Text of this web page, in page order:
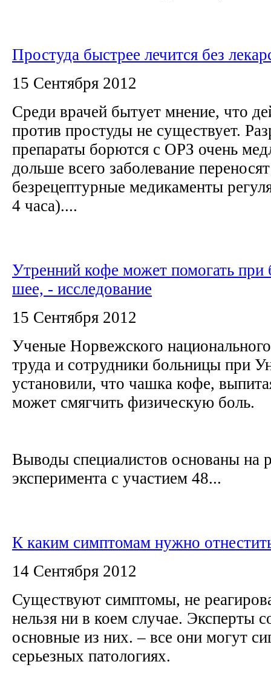
Простуда быстрее лечится без
15 Сентября 2012
Среди врачей бытует мнение, что
против простуды не существует.
препараты борются с ОРЗ очень
дольше всего заболевание
безрецептурные медикаменты
4 часа)....
Утренний кофе может помогать при
шее, - исследование
15 Сентября 2012
Ученые Норвежского
труда и сотрудники больницы при
установили, что чашка кофе,
может смягчить физическую боль.
Выводы специалистов основаны на
эксперимента с участием 48...
К каким симптомам нужно
14 Сентября 2012
Существуют симптомы, не
нельзя ни в коем случае. Эксперты
основные из них. – все они могут
серьезных патологиях.